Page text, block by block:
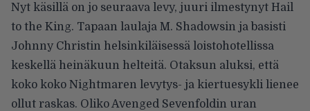
Nyt käsillä on jo seuraava levy, juuri ilmestynyt Hail
to the King. Tapaan laulaja M. Shadowsin ja basisti
Johnny Christin helsinkiläisessä loistohotellissa
keskellä heinäkuun helteitä. Otaksun aluksi, että
koko koko Nightmaren levytys- ja kiertuesykli lienee
ollut raskas. Oliko Avenged Sevenfoldin uran